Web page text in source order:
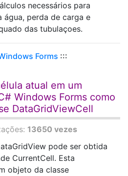
necessários para
perda de carga e
das tubulaçoes.
Forms :::
atual em um
Windows Forms como
DataGridViewCell
13650 vezes
pode ser obtida
CurrentCell. Esta
objeto da classe